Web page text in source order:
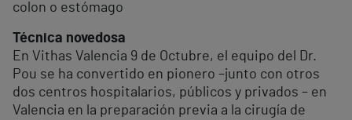
colon o estómago
Técnica novedosa
En Vithas Valencia 9 de Octubre, el equipo del Dr.
Pou se ha convertido en pionero –junto con otros
dos centros hospitalarios, públicos y privados – en
Valencia en la preparación previa a la cirugía de